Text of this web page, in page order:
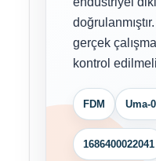
gerçek
kontrol
FDM Uma-
1686400022041